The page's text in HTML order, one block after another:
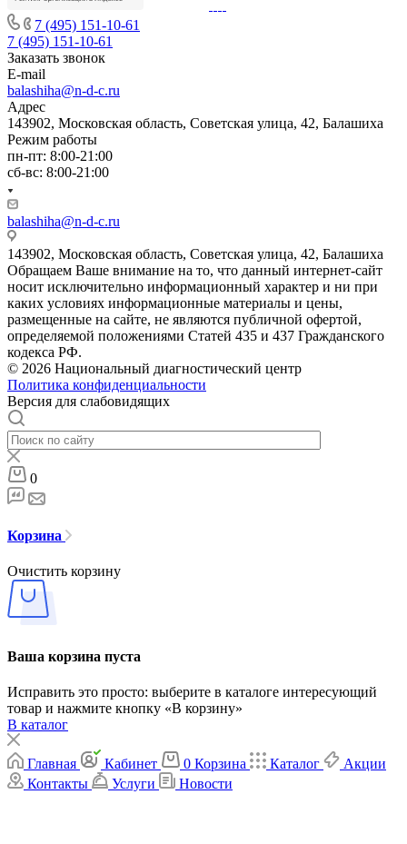
7 (495) 151-10-61
7 (495) 151-10-61
Заказать звонок
E-mail
balashiha@n-d-c.ru
Адрес
143902, Московская область, Советская улица, 42, Балашиха
Режим работы
пн-пт: 8:00-21:00
сб-вс: 8:00-21:00
balashiha@n-d-c.ru
143902, Московская область, Советская улица, 42, Балашиха
Обращаем Ваше внимание на то, что данный интернет-сайт
носит исключительно информационный характер и ни при
каких условиях информационные материалы и цены,
размещенные на сайте, не являются публичной офертой,
определяемой положениями Статей 435 и 437 Гражданского
кодекса РФ.
© 2026 Национальный диагностический центр
Политика конфиденциальности
Версия для слабовидящих
0
Корзина
Очистить корзину
Ваша корзина пуста
Исправить это просто: выберите в каталоге интересующий
товар и нажмите кнопку «В корзину»
В каталог
Главная Кабинет 0 Корзина Каталог
Акции
Контакты
Услуги Новости